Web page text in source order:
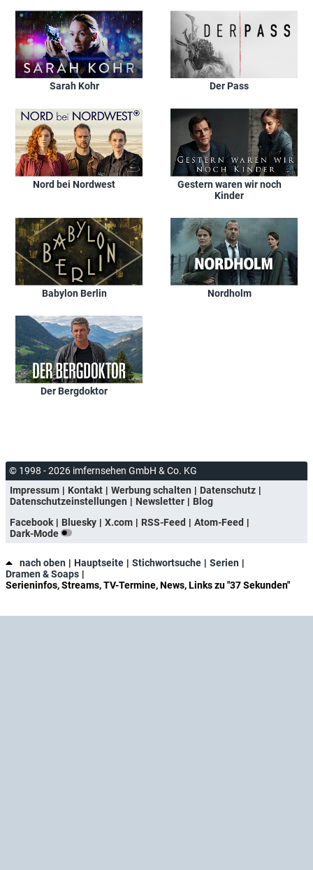
Sarah Kohr Der Pass
Nord bei Nordwest
Gestern waren wir noch
Kinder
Babylon Berlin Nordholm
Der Bergdoktor
© 1998 - 2026 imfernsehen GmbH & Co. KG
Impressum
Kontakt Werbung schalten
Datenschutz
Datenschutzeinstellungen
Newsletter
Blog
Facebook
Bluesky X.com RSS-Feed
Atom-Feed
Dark-Mode
nach oben Hauptseite Stichwortsuche
Serien
Dramen & Soaps
Serieninfos, Streams, TV-Termine, News, Links zu "37 Sekunden"